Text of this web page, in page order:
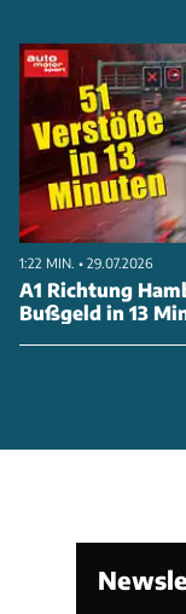
1:22 MIN. • 29.07.2026
A1 Richtung
Bußgeld in 13